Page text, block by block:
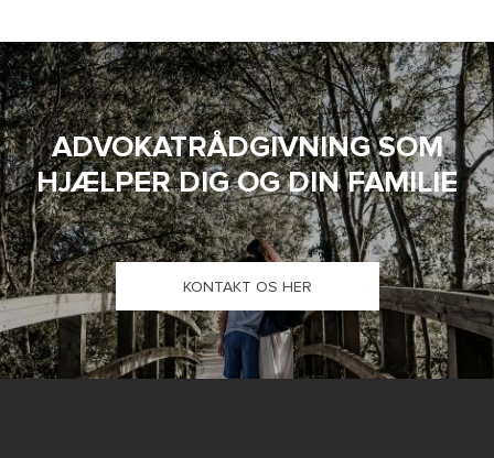
ADVOKATRÅDGIVNING SOM
HJÆLPER DIG OG DIN FAMILIE
KONTAKT OS HER